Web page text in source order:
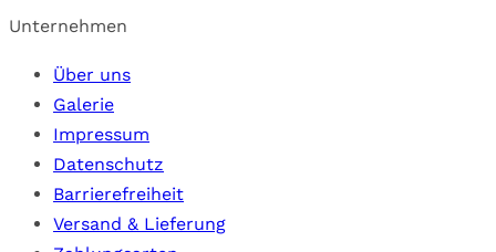
Unternehmen
Über uns
Galerie
Impressum
Datenschutz
Barrierefreiheit
Versand & Lieferung